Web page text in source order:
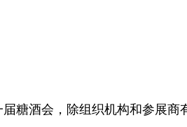
糖酒会，除组织机构和参展